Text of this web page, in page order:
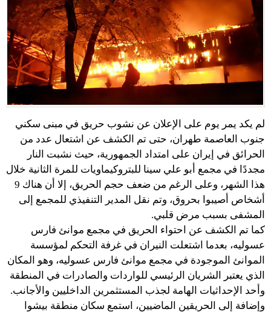
لم يكد يمر يوم على الإعلان عن نشوب حريق في مبنى سكني
جنوب العاصمة طهران، حتى تم الكشف عن اشتعال عدد من
الحرائق في إيران على امتداد الجمهورية، حيث نشبت النار
مجددًا في مجمع أبو علي سينا للبتروكيماويات للمرة الثانية خلال
هذا الشهر، وعلى الرغم من ضعف حجم الحريق، إلا أن هناك 9
أشخاص أصيبوا بحروق، وتم نقل المدير التنفيذي للمجمع إلى
المشفى بسبب مرض قلبي.
كما تم الكشف عن احتواء الحريق في مجمع موانئ فارس
عسوليه، بعدما اشتعلت النيران في غرفة التحكم لمؤسسة
الموانئ الموجودة في مجمع موانئ فارس عسوليه، وهو المكان
الذي يعتبر الشريان الرئيسي للواردات والصادرات في المنطقة
وأحد الإحداثيات الهامة لجذب المستثمرين الداخليين والأجانب.
وإضافة إلى الحريقين الماضيين، استمع سكان منطقة بيشوا